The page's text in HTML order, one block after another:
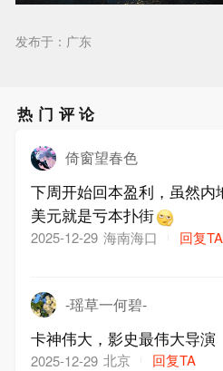
发布于：广东
热门评论
倚窗望春色
下周开始回本盈利，虽然内
美元就是亏本扑街
2025-12-29 海南海口 回复TA
-瑶草一何碧-
卡神伟大，影史最伟大导演
2025-12-29 北京 回复TA